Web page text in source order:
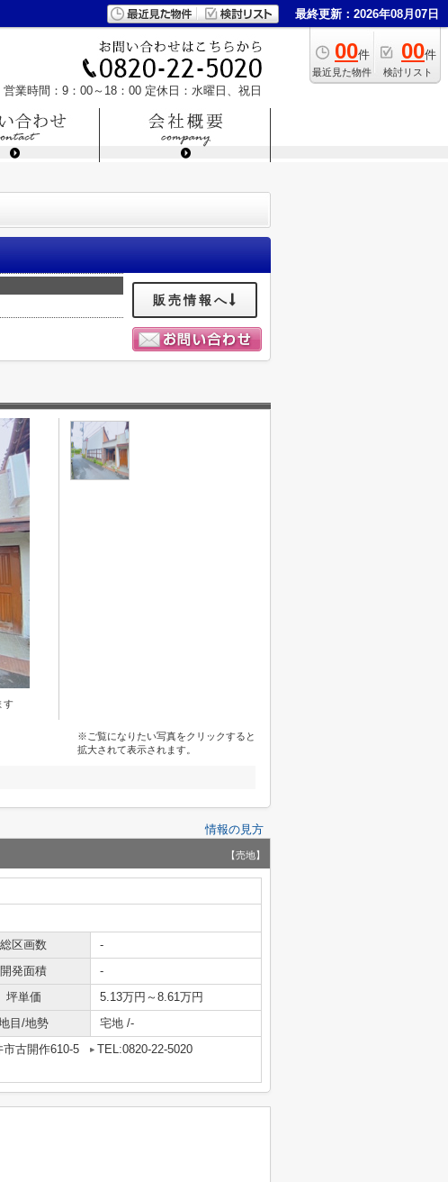
最終更新：2026年08月07日
00件
最近見た物件
00件
検討リスト
営業時間：9：00～18：00 定休日：水曜日、祝日
販売情報へ
す
※ご覧になりたい写真をクリックすると
拡大されて表示されます。
情報の見方
【売地】
総区画数
-
開発面積
-
坪単価
5.13万円～8.61万円
目/地勢 宅地 /-
市古開作610-5
TEL:0820-22-5020